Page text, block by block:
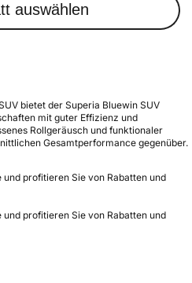
auswählen
bietet der Superia Bluewin SUV
mit guter Effizienz und
Rollgeräusch und funktionaler
Gesamtperformance gegenüber.
profitieren Sie von Rabatten und
profitieren Sie von Rabatten und